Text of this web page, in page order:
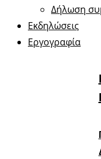
Δήλωση
Εκδηλώσεις
Εργογραφία